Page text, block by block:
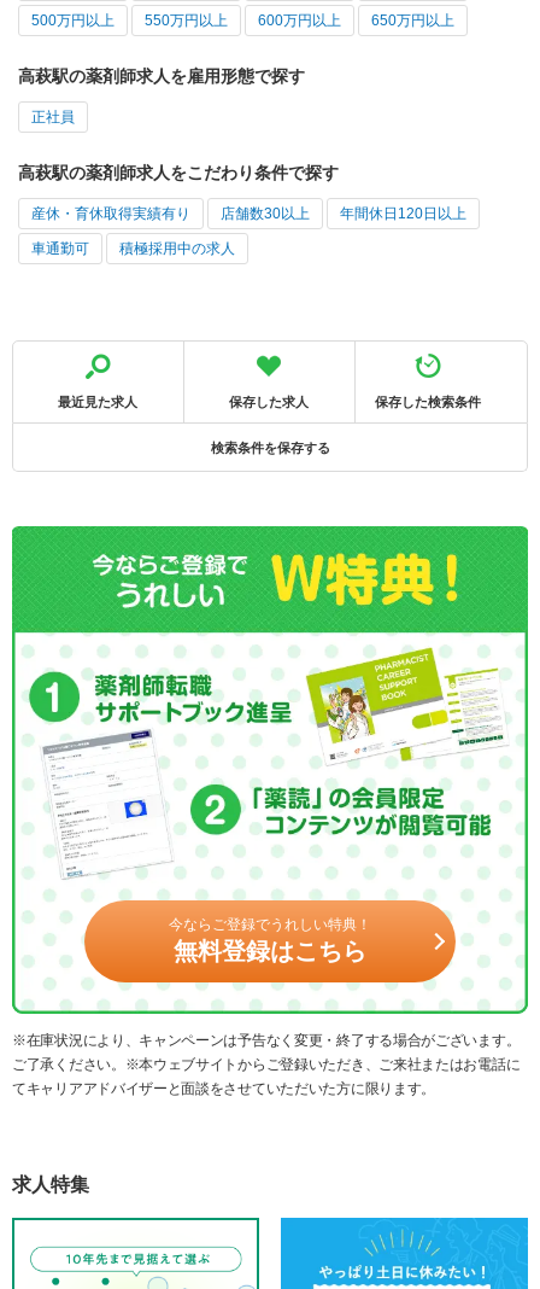
500万円以上 550万円以上 600万円以上 650万円以上
高萩駅の薬剤師求人を雇用形態で探す
正社員
高萩駅の薬剤師求人をこだわり条件で探す
産休・育休取得実績有り 店舗数30以上 年間休日120日以上
車通勤可 積極採用中の求人
最近見た求人 保存した求人 保存した検索条件
検索条件を保存する
今ならご登録でうれしい特典！
無料登録はこちら
※在庫状況により、キャンペーンは予告なく変更・終了する場合がございます。
ご了承ください。※本ウェブサイトからご登録いただき、ご来社またはお電話に
てキャリアアドバイザーと面談をさせていただいた方に限ります。
求人特集